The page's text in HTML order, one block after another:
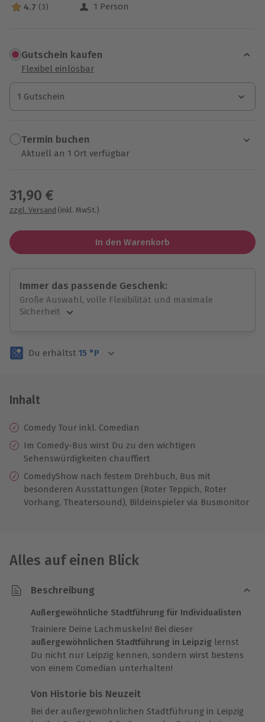
4.7 Sterne von 5 aus 3 Bewertungen
4.7 (3) 1 Person
Gutschein kaufen
Flexibel einlösbar
1 Gutschein
1 Gutschein
1 Gutschein
Termin buchen
Aktuell an 1 Ort verfügbar
31,90 €
zzgl. Versand (inkl. MwSt.)
In den Warenkorb
Immer das passende Geschenk:
Große Auswahl, volle Flexibilität und maximale
Sicherheit
Volle Flexibilität
3 Jahre gültig & verlängerbar.
Du erhältst 15 °P
Inhalt
Comedy Tour inkl. Comedian
Im Comedy-Bus wirst Du zu den wichtigen
Sehenswürdigkeiten chauffiert
ComedyShow nach festem Drehbuch, Bus mit
besonderen Ausstattungen (Roter Teppich, Roter
Vorhang, Theatersound), Bildeinspieler via Busmonitor
Alles auf einen Blick
Beschreibung
Außergewöhnliche Stadtführung für Individualisten
Trainiere Deine Lachmuskeln! Bei dieser
außergewöhnlichen Stadtführung in Leipzig lernst
Du nicht nur Leipzig kennen, sondern wirst bestens
von einem Comedian unterhalten!
Von Historie bis Neuzeit
Bei der außergewöhnlichen Stadtführung in Leipzig